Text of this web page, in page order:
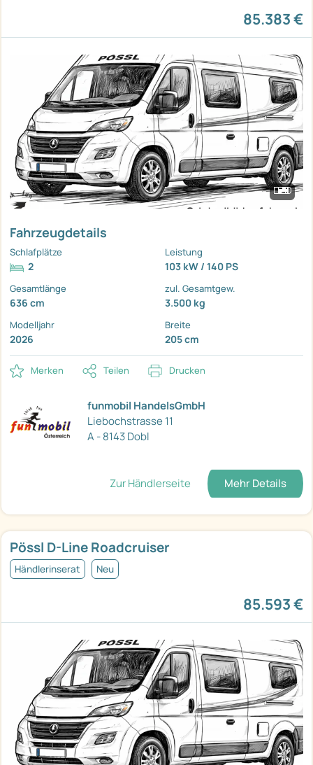
85.383 €
Fahrzeugdetails
Schlafplätze
2
Leistung
103 kW / 140 PS
Gesamtlänge
636 cm
zul. Gesamtgew.
3.500 kg
Modelljahr
2026
Breite
205 cm
Merken Teilen Drucken
funmobil HandelsGmbH
Liebochstrasse 11
A - 8143 Dobl
Zur Händlerseite Mehr Details
Pössl D-Line Roadcruiser
Händlerinserat Neu
85.593 €